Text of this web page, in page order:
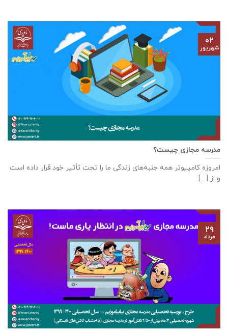
مدرسه مجازی چیست؟
امروزه کامپیوتر همه جنبه‌های زندگی ما را تحت تأثیر خود قرار داده است
و از [...]
۰۲
شهریور
۲۹
مرداد